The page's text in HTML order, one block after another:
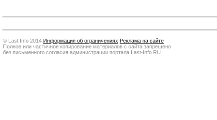
© Last Info 2014 Информация об ограничениях Реклама на сайте
Полное или частичное копирование материалов с сайта запрещено
без письменного согласия администрации портала Last-Info.RU